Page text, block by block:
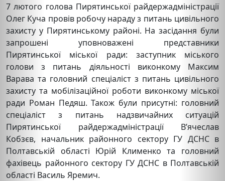
7 лютого голова Пирятинської райдержадміністрації
Олег Куча провів робочу нараду з питань цивільного
захисту у Пирятинському районі. На засідання були
запрошені уповноважені представники
Пирятинської міської ради: заступник міського
голови з питань діяльності виконкому Максим
Варава та головний спеціаліст з питань цивільного
захисту та мобілізаційної роботи виконкому міської
ради Роман Педяш. Також були присутні: головний
спеціаліст з питань надзвичайних ситуацій
Пирятинської райдержадміністрації В’ячеслав
Кобзєв, начальник районного сектору ГУ ДСНС в
Полтавській області Юрій Клименко та головний
фахівець районного сектору ГУ ДСНС в Полтавській
області Василь Яремич.